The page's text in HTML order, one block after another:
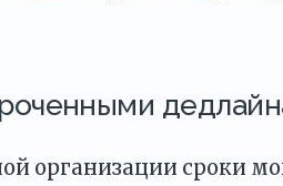
организации сроки